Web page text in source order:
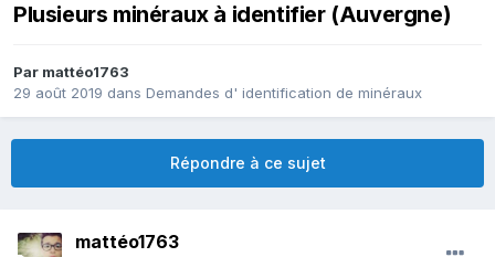
Plusieurs minéraux à identifier (Auvergne)
Par mattéo1763
29 août 2019 dans Demandes d' identification de minéraux
Répondre à ce sujet
mattéo1763